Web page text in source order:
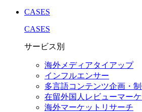
CASES
CASES
サービス別
海外メディアタイアップ
インフルエンサー
多言語コンテンツ企画・
在留外国⼈レビューマー
海外マーケットリサーチ